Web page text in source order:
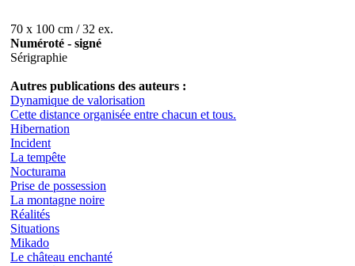
70 x 100 cm / 32 ex.
Numéroté - signé
Sérigraphie
Autres publications des auteurs :
Dynamique de valorisation
Cette distance organisée entre chacun et tous.
Hibernation
Incident
La tempête
Nocturama
Prise de possession
La montagne noire
Réalités
Situations
Mikado
Le château enchanté